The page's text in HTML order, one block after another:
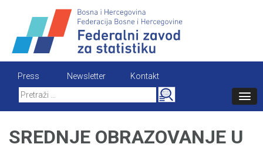
content
Press Newsletter
Kontakt
Search
for:
SREDNJE OBRAZOVANJE U